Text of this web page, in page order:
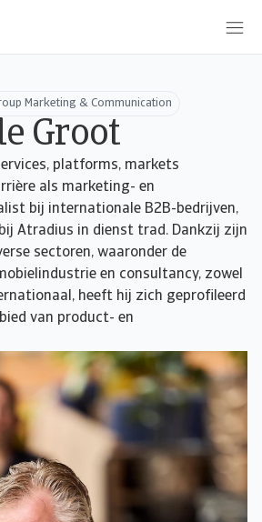
Marketing & Communication
Groot
platforms, markets
als marketing- en
bij internationale B2B-bedrijven,
Atradius in dienst trad. Dankzij zijn
sectoren, waaronder de
en consultancy, zowel
heeft hij zich geprofileerd
van product- en